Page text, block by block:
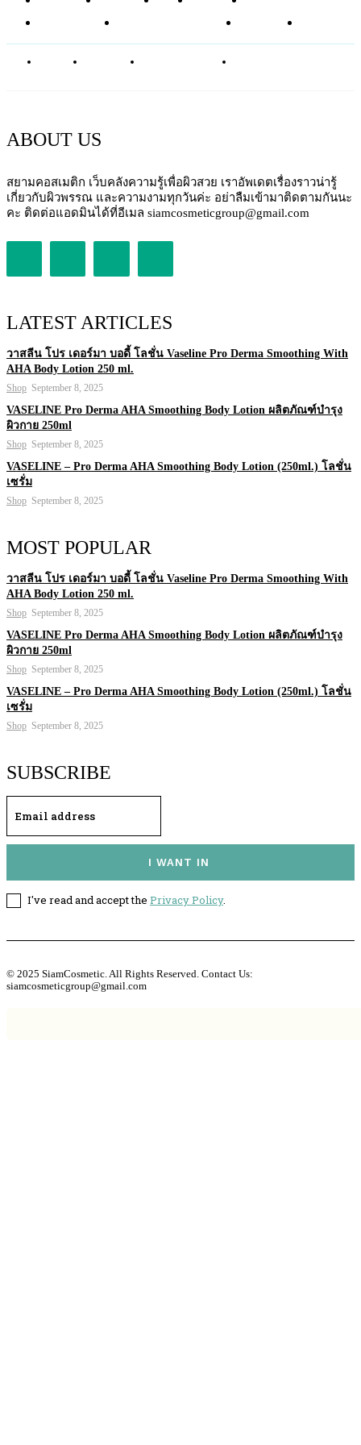
อาหารเสริม
ศัลยกรรมความงาม บทความ
ABOUT US
สยามคอสเมติก เว็บคลังความรู้เพื่อผิวสวย เราอัพเดตเรื่องราวน่ารู้
เกี่ยวกับผิวพรรณ และความงามทุกวันค่ะ อย่าลืมเข้ามาติดตามกันนะ
คะ ติดต่อแอดมินได้ที่อีเมล siamcosmeticgroup@gmail.com
LATEST ARTICLES
วาสลีน โปร เดอร์มา บอดี้ โลชั่น Vaseline Pro Derma Smoothing With
AHA Body Lotion 250 ml.
Shop September 8, 2025
VASELINE Pro Derma AHA Smoothing Body Lotion ผลิตภัณฑ์บำรุง
ผิวกาย 250ml
Shop September 8, 2025
VASELINE – Pro Derma AHA Smoothing Body Lotion (250ml.) โลชั่น
เซรั่ม
Shop September 8, 2025
MOST POPULAR
วาสลีน โปร เดอร์มา บอดี้ โลชั่น Vaseline Pro Derma Smoothing With
AHA Body Lotion 250 ml.
Shop September 8, 2025
VASELINE Pro Derma AHA Smoothing Body Lotion ผลิตภัณฑ์บำรุง
ผิวกาย 250ml
Shop September 8, 2025
VASELINE – Pro Derma AHA Smoothing Body Lotion (250ml.) โลชั่น
เซรั่ม
Shop September 8, 2025
SUBSCRIBE
I WANT IN
I've read and accept the Privacy Policy.
© 2025 SiamCosmetic. All Rights Reserved. Contact Us:
siamcosmeticgroup@gmail.com